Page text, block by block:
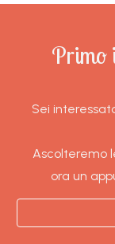
Primo
Sei
Ascolteremo
ora un